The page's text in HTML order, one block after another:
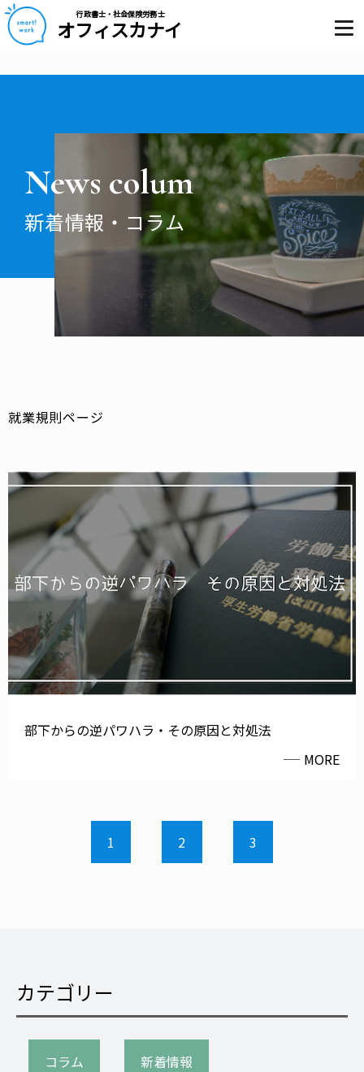
行政書士・社会保険労務士
オフィスカナイ
News colum
新着情報・コラム
就業規則ページ
部下からの逆パワハラ・その原因と対処法
MORE
1 2 3
カテゴリー
コラム 新着情報